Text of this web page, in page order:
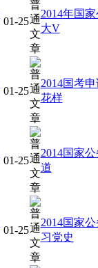
01-25
01-25
01-25
01-25
2014年国
大V
2014国考
花样
2014国家
道
2014国家
习党史